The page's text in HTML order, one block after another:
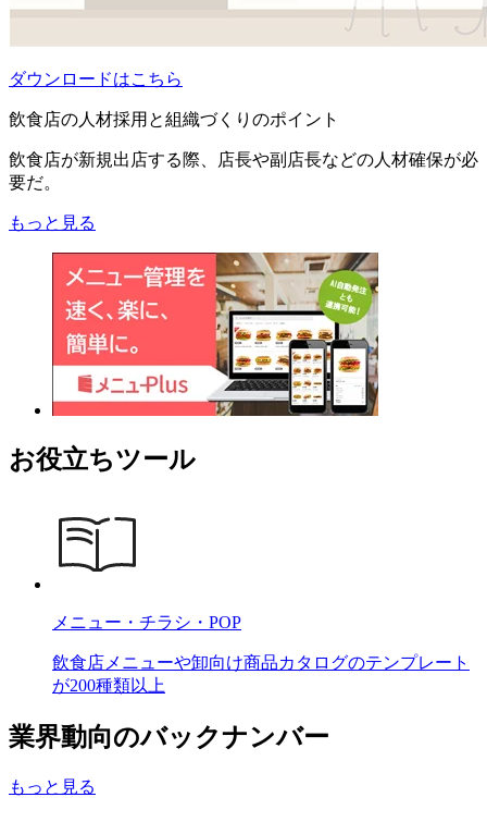
ダウンロードはこちら
飲食店の人材採用と組織づくりのポイント
飲食店が新規出店する際、店長や副店長などの人材確保が必
要だ。
もっと見る
お役立ちツール
メニュー・チラシ・POP
飲食店メニューや卸向け商品カタログのテンプレート
が200種類以上
業界動向のバックナンバー
もっと見る